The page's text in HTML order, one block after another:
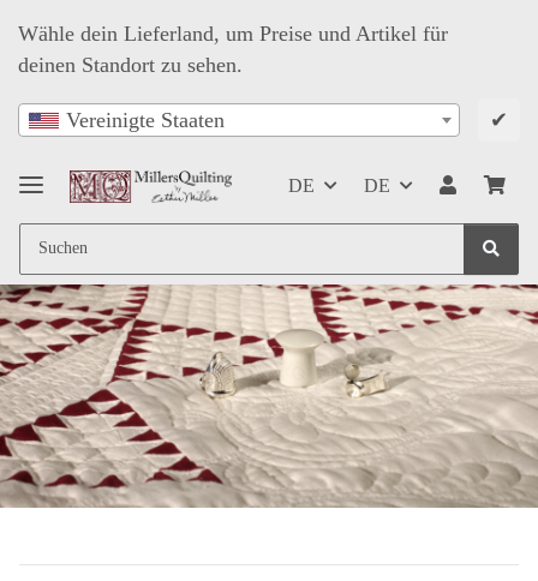
Wähle dein Lieferland, um Preise und Artikel für
deinen Standort zu sehen.
Vereinigte Staaten ✔
DE DE